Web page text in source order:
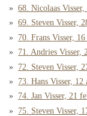
68. Nicolaas
69. Steven Visser,
70. Frans Visser,
71. Andries Visser,
72. Steven Visser,
73. Hans Visser, 12
74. Jan Visser, 21
75. Steven Visser,